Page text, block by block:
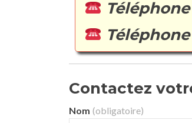
Contactez
Nom (obligatoire)